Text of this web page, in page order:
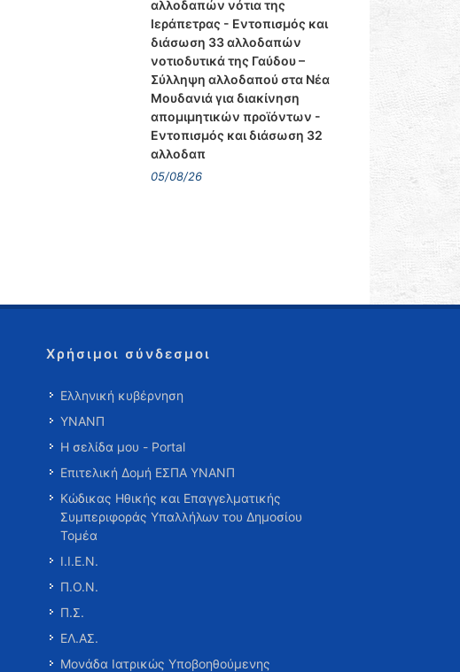
αλλοδαπών νότια της
Ιεράπετρας - Εντοπισμός και
διάσωση 33 αλλοδαπών
νοτιοδυτικά της Γαύδου –
Σύλληψη αλλοδαπού στα Νέα
Μουδανιά για διακίνηση
απομιμητικών προϊόντων -
Εντοπισμός και διάσωση 32
αλλοδαπ
05/08/26
Χρήσιμοι σύνδεσμοι
Ελληνική κυβέρνηση
ΥΝΑΝΠ
Η σελίδα μου - Portal
Επιτελική Δομή ΕΣΠΑ ΥΝΑΝΠ
Κώδικας Ηθικής και Επαγγελματικής
Συμπεριφοράς Υπαλλήλων του Δημοσίου
Τομέα
Ι.Ι.Ε.Ν.
Π.Ο.Ν.
Π.Σ.
ΕΛ.ΑΣ.
Μονάδα Ιατρικώς Υποβοηθούμενης